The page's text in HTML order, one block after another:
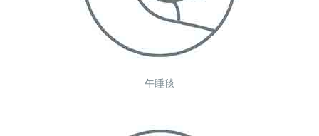
午睡毯